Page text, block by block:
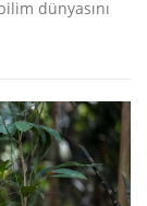
dünyasını